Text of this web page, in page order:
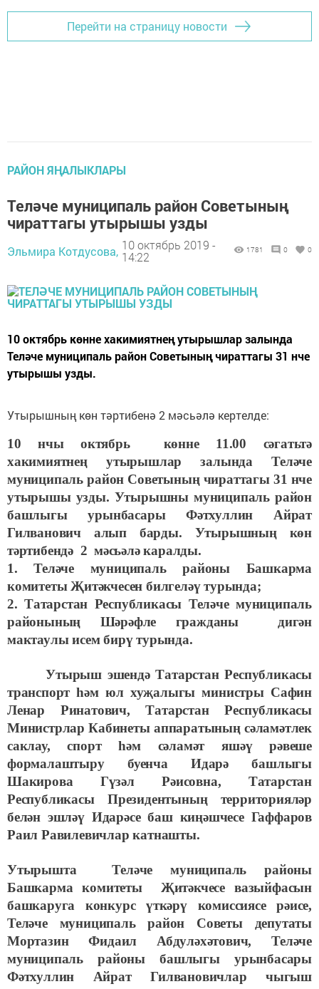
Перейти на страницу новости
РАЙОН ЯҢАЛЫКЛАРЫ
Теләче муниципаль район Советының
чираттагы утырышы узды
Эльмира Котдусова, 10 октябрь 2019 -
14:22
1781 0 0
10 октябрь көнне хакимиятнең утырышлар залында
Теләче муниципаль район Советының чираттагы 31 нче
утырышы узды.
Утырышның көн тәртибенә 2 мәсьәлә кертелде:
10 нчы октябрь көнне 11.00 сәгатьтә
хакимиятнең утырышлар залында Теләче
муниципаль район Советының чираттагы 31 нче
утырышы узды. Утырышны муниципаль район
башлыгы урынбасары Фәтхуллин Айрат
Гилванович алып барды. Утырышның көн
тәртибендә 2 мәсьәлә каралды.
1. Теләче муниципаль районы Башкарма
комитеты Җитәкчесен билгеләү турында;
2. Татарстан Республикасы Теләче муниципаль
районының Шәрәфле гражданы дигән
мактаулы исем бирү турында.
Утырыш эшендә Татарстан Республикасы
транспорт һәм юл хуҗалыгы министры Сафин
Ленар Ринатович, Татарстан Республикасы
Министрлар Кабинеты аппаратының сәламәтлек
саклау, спорт һәм сәламәт яшәү рәвеше
формалаштыру буенча Идарә башлыгы
Шакирова Гүзәл Рәисовна, Татарстан
Республикасы Президентының территорияләр
белән эшләү Идарәсе баш киңәшчесе Гаффаров
Раил Равилевичлар катнашты.
Утырышта Теләче муниципаль районы
Башкарма комитеты Җитәкчесе вазыйфасын
башкаруга конкурс үткәрү комиссиясе рәисе,
Теләче муниципаль район Советы депутаты
Мортазин Фидаил Абдуләхәтович, Теләче
муниципаль районы башлыгы урынбасары
Фәтхуллин Айрат Гилвановичлар чыгыш